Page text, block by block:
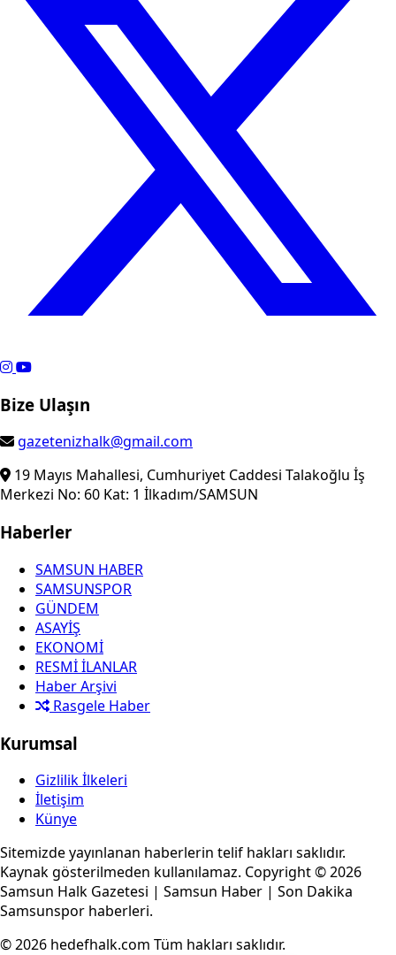
Bize Ulaşın
gazetenizhalk@gmail.com
19 Mayıs Mahallesi, Cumhuriyet Caddesi Talakoğlu İş
Merkezi No: 60 Kat: 1 İlkadım/SAMSUN
Haberler
SAMSUN HABER
SAMSUNSPOR
GÜNDEM
ASAYİŞ
EKONOMİ
RESMİ İLANLAR
Haber Arşivi
Rasgele Haber
Kurumsal
Gizlilik İlkeleri
İletişim
Künye
Sitemizde yayınlanan haberlerin telif hakları saklıdır.
Kaynak gösterilmeden kullanılamaz. Copyright © 2026
Samsun Halk Gazetesi | Samsun Haber | Son Dakika
Samsunspor haberleri.
© 2026 hedefhalk.com Tüm hakları saklıdır.